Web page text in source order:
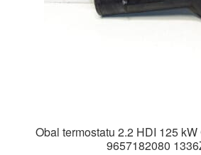
Obal termostatu 2.2 HDI 125
9657182080